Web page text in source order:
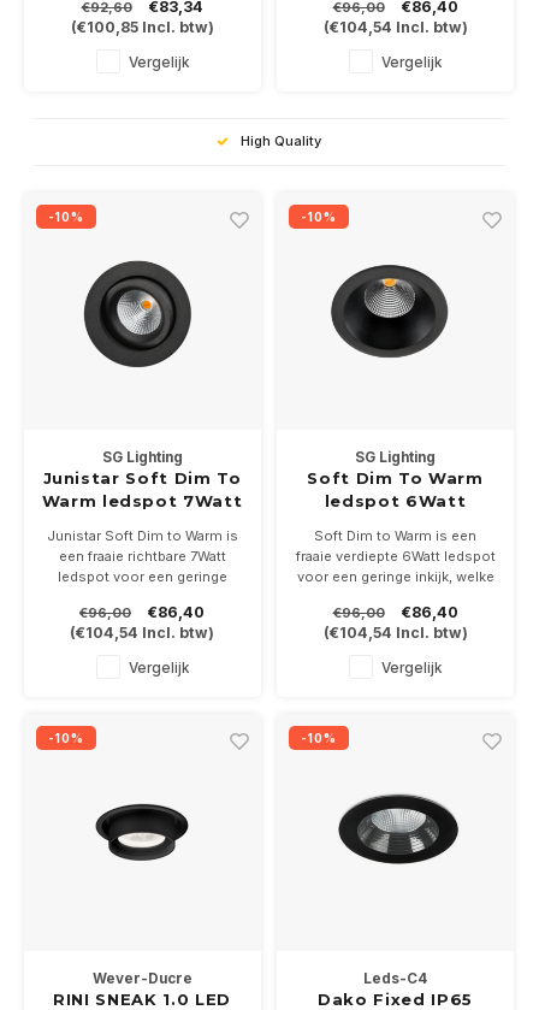
afschermglas , voor een egaal
lichtbeeld. Driver 350 of
500mA niet bijgeleverd.
In de kleurtemperaturen 2700
€92,60
€83,34
(€100,85Incl. btw)
Vergelijk
bij 350mA . Driver niet
bijgeleverd.
Is leverbaar in wit, brons of
zwart in de kleurtemperaturen
€96,00
€86,40
(€104,54 Incl. btw)
Vergelijk
High Quality
-10%
SG Lighting
Junistar Soft Dim To
Warm ledspot 7Watt
Junistar Soft Dim to Warm is
een fraaie richtbare 7Watt
ledspot voor een geringe
gloeilamp door de Dim to
Warm techniek.
Geleverd incl dimbare driver
€96,00
€86,40
(€104,54 Incl. btw)
Vergelijk
-10%
SG Lighting
Soft Dim To Warm
ledspot 6Watt
Soft Dim to Warm is een
fraaie verdiepte 6Watt ledspot
voor een geringe inkijk, welke
de Dim to Warm techniek.
Geleverd incl dimbare driver
€96,00
€86,40
(€104,54 Incl. btw)
Vergelijk
-10%
Wever-Ducre
RINI SNEAK 1.0 LED
-10%
Leds-C4
Dako Fixed IP65